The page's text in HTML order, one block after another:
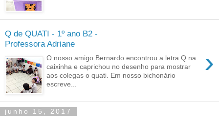
Q de QUATI - 1º ano B2 -
Professora Adriane
›
O nosso amigo Bernardo encontrou a letra Q na
caixinha e caprichou no desenho para mostrar
aos colegas o quati. Em nosso bichonário
escreve...
junho 15, 2017